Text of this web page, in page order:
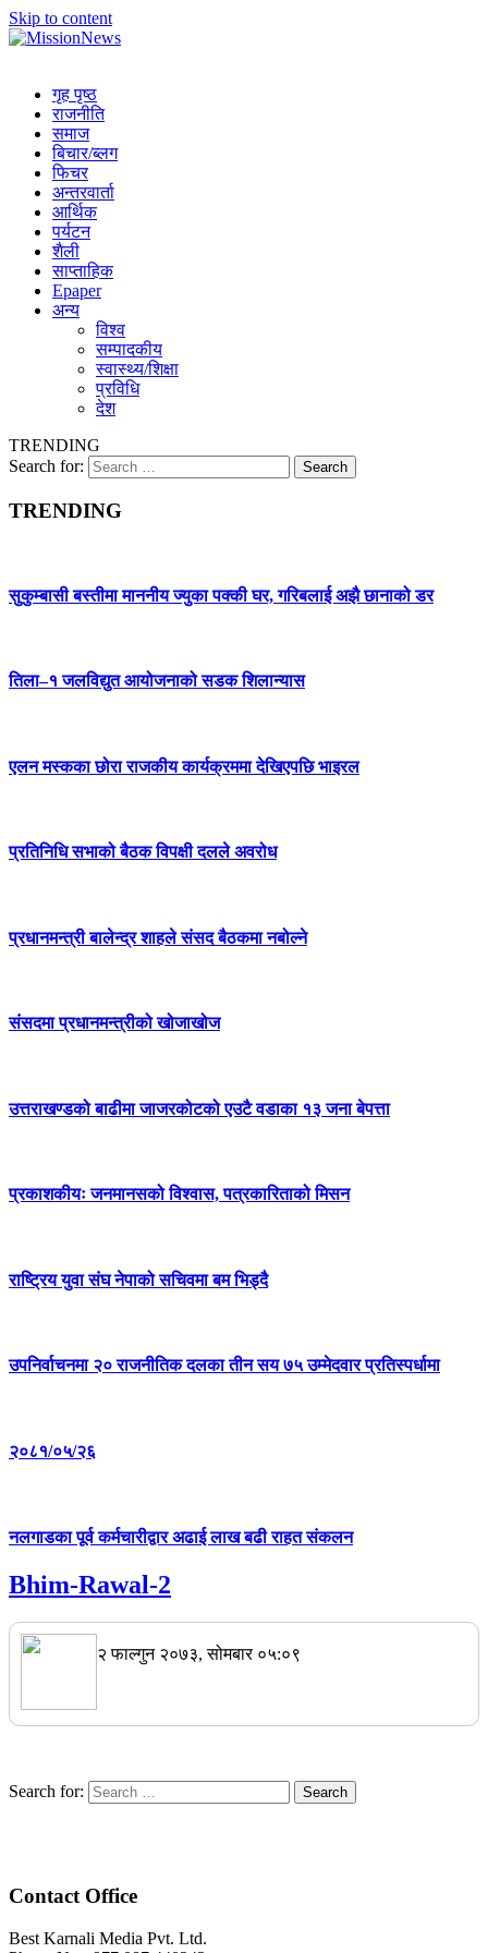
Skip to content
गृह पृष्ठ
राजनीति
समाज
बिचार/ब्लग
फिचर
अन्तरवार्ता
आर्थिक
पर्यटन
शैली
साप्ताहिक
Epaper
अन्य
विश्व
सम्पादकीय
स्वास्थ्य/शिक्षा
प्रविधि
देश
TRENDING
Search for:
TRENDING
सुकुम्बासी बस्तीमा माननीय ज्युका पक्की घर, गरिबलाई अझै छानाको डर
तिला–१ जलविद्युत आयोजनाको सडक शिलान्यास
एलन मस्कका छोरा राजकीय कार्यक्रममा देखिएपछि भाइरल
प्रतिनिधि सभाको बैठक विपक्षी दलले अवरोध
प्रधानमन्त्री बालेन्द्र शाहले संसद बैठकमा नबोल्ने
संसदमा प्रधानमन्त्रीको खोजाखोज
उत्तराखण्डको बाढीमा जाजरकोटको एउटै वडाका १३ जना बेपत्ता
प्रकाशकीयः जनमानसको विश्वास, पत्रकारिताको मिसन
राष्ट्रिय युवा संघ नेपाको सचिवमा बम भिड्दै
उपनिर्वाचनमा २० राजनीतिक दलका तीन सय ७५ उम्मेदवार प्रतिस्पर्धामा
२०८१/०५/२६
नलगाडका पूर्व कर्मचारीद्वार अढाई लाख बढी राहत संकलन
Bhim-Rawal-2
२ फाल्गुन २०७३, सोमबार ०५:०९
Search for:
Contact Office
Best Karnali Media Pvt. Ltd.